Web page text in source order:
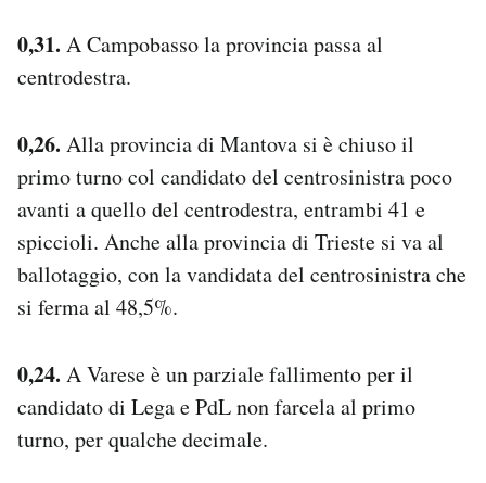
Esci
0,31. A Campobasso la provincia passa al
centrodestra.
0,26. Alla provincia di Mantova si è chiuso il
primo turno col candidato del centrosinistra poco
avanti a quello del centrodestra, entrambi 41 e
spiccioli. Anche alla provincia di Trieste si va al
ballotaggio, con la vandidata del centrosinistra che
si ferma al 48,5%.
0,24. A Varese è un parziale fallimento per il
candidato di Lega e PdL non farcela al primo
turno, per qualche decimale.